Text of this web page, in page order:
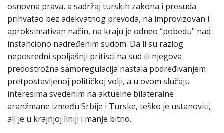
osnovna prava, a sadržaj turskih zakona i presuda
prihvatao bez adekvatnog prevoda, na improvizovan i
aproksimativan način, na kraju je odneo “pobedu” nad
instanciono nadređenim sudom. Da li su razlog
neposredni spoljašnji pritisci na sud ili njegova
predostrožna samoregulacija nastala podređivanjem
pretpostavljenoj političkoj volji, a u ovom slučaju
interesima svedenim na aktuelne bilateralne
aranžmane između Srbije i Turske, teško je ustanoviti,
ali je u krajnjoj liniji i manje bitno.